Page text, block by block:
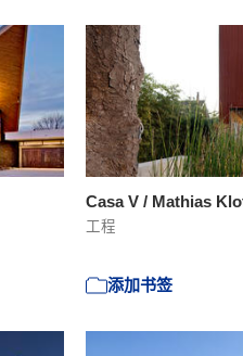
Casa V / Mathias
工程
添加书签